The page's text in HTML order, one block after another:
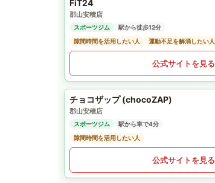
FiT24
郡山安積店
スポーツジム
駅から徒歩12分
隙間時間を活用したい人
運動不足を解消したい人
公式サイトを見る
チョコザップ (chocoZAP)
郡山安積店
スポーツジム
駅から車で4分
隙間時間を活用したい人
公式サイトを見る